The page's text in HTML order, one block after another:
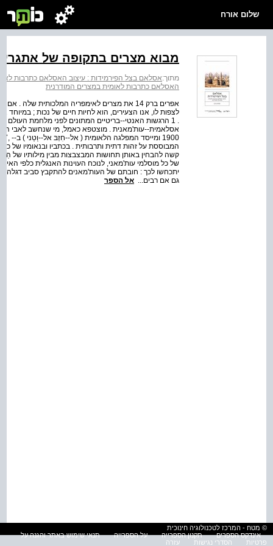
שלום אורח
מבוא מצרים בתקופה של
מתוך:אסלאם בצל הפירמידות : עיצוב האסלאם כתרבות
האסלאם כתרבות לאומית במצרים המודרנית
אפרים ברק 14 את מצרים לאימפריה המלכותית שלה
לצפות לו, אנו הצעירים, הוא לחיות חיים של נכות ;
. 1 הרגשות האנטי‑‑בריטיים המתונים לפני מלחמת העולם
אסלאמית‑‑עות'מאנית . מוצטפא כאמל, מי שנחשב לאבי
המבוססת על זהות דתית ותרבותית . בכתביו ובנאומיו של
קשה להבחין באותן תחושות המבצבצות מבין מילותיו של
של כל מוסלמי עות'מאני, לנוכח העוינות האנגלית כלפי
יתכחשו לכך : חובתם של העות'מאנים להתקבץ סביב דגלה
גם אם רבים... אל הספר
© מטח - המרכז לטכנולוגיה חינוכית
אינדקס הספרים
תקנון הספרייה על הספרייה
תנאי שימוש באתר והגנה על
פרטיות
הסדרי נגישות עזרה